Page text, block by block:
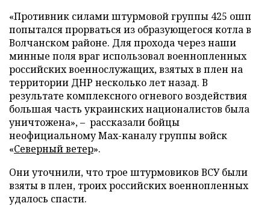
«Противник силами штурмовой группы 425 ошп
попытался прорваться из образующегося котла в
Волчанском районе. Для прохода через наши
минные поля враг использовал военнопленных
российских военнослужащих, взятых в плен на
территории ДНР несколько лет назад. В
результате комплексного огневого воздействия
большая часть украинских националистов была
уничтожена», – рассказали бойцы
неофициальному Max-каналу группы войск
«Северный ветер».
Они уточнили, что трое штурмовиков ВСУ были
взяты в плен, троих российских военнопленных
удалось спасти.